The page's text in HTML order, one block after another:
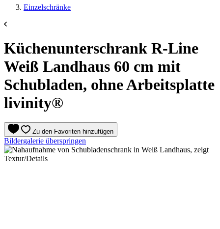
Einzelschränke
Küchenunterschrank R-Line
Weiß Landhaus 60 cm mit
Schubladen, ohne Arbeitsplatte
livinity®
Zu den Favoriten hinzufügen
Bildergalerie überspringen